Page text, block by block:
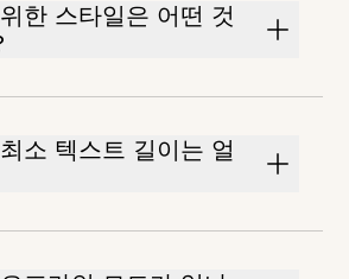
한 스타일은 어떤 것
소 텍스트 길이는 얼